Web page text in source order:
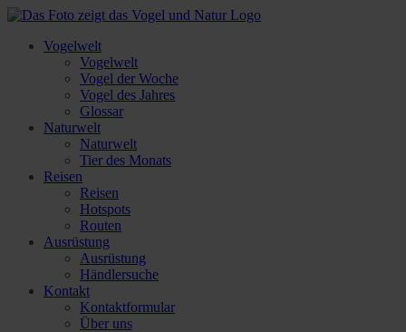
Vogelwelt
Vogelwelt
Vogel der Woche
Vogel des Jahres
Glossar
Naturwelt
Naturwelt
Tier des Monats
Reisen
Reisen
Hotspots
Routen
Ausrüstung
Ausrüstung
Händlersuche
Kontakt
Kontaktformular
Über uns